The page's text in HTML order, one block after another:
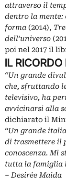
attraverso il
dentro la mente:
forma (2014),
dell’universo
poi nel 2017 il
IL
“Un grande
che, sfruttando
televisivo, ha
avvicinarsi alla
dichiarato il
“Un grande
di trasmettere il
conoscenza. Mi
tutta la famiglia
– Desirée Maida